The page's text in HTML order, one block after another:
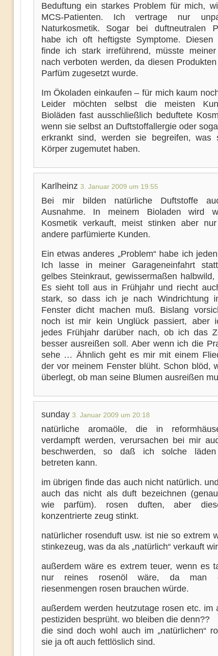
Beduftung ein starkes Problem für mich,
MCS-Patienten. Ich vertrage nur
Naturkosmetik. Sogar bei duftneutralen
habe ich oft heftigste Symptome. Diesen
finde ich stark irreführend, müsste
nach verboten werden, da diesen
Parfüm zugesetzt wurde.
Im Ökoladen einkaufen – für mich kaum
Leider möchten selbst die meisten
Bioläden fast ausschließlich beduftete
wenn sie selbst an Duftstoffallergie oder
erkrankt sind, werden sie begreifen, was
Körper zugemutet haben.
Karlheinz 3. Januar 2009 um 19:55
Bei mir bilden natürliche Duftstoffe
Ausnahme. In meinem Bioladen wird
Kosmetik verkauft, meist stinken aber
andere parfümierte Kunden.
Ein etwas anderes „Problem“ habe ich
Ich lasse in meiner Garageneinfahrt
gelbes Steinkraut, gewissermaßen halbwild,
Es sieht toll aus in Frühjahr und riecht
stark, so dass ich je nach Windrichtung
Fenster dicht machen muß. Bislang
noch ist mir kein Unglück passiert, aber
jedes Frühjahr darüber nach, ob ich das
besser ausreißen soll. Aber wenn ich die
sehe … Ähnlich geht es mir mit einem
der vor meinem Fenster blüht. Schon blöd,
überlegt, ob man seine Blumen ausreißen
sunday 3. Januar 2009 um 20:18
natürliche aromaöle, die in
verdampft werden, verursachen bei mir
beschwerden, so daß ich solche läden
betreten kann.
im übrigen finde das auch nicht natürlich.
auch das nicht als duft bezeichnen
wie parfüm). rosen duften, aber
konzentrierte zeug stinkt.
natürlicher rosenduft usw. ist nie so extrem
stinkezeug, was da als „natürlich“ verkauft
außerdem wäre es extrem teuer, wenn es
nur reines rosenöl wäre, da man
riesenmengen rosen brauchen würde.
außerdem werden heutzutage rosen etc. im
pestiziden besprüht. wo bleiben die denn??
die sind doch wohl auch im „natürlichen“
sie ja oft auch fettlöslich sind.